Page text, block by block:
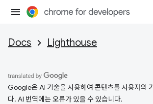
Docs Lighthouse
Google은 AI 기술을 사용하여 콘텐츠를 사용자의
다. AI 번역에는 오류가 있을 수 있습니다.